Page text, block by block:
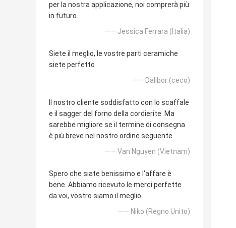
per la nostra applicazione, noi comprerà più
in futuro.
—— Jessica Ferrara (Italia)
Siete il meglio, le vostre parti ceramiche
siete perfetto
—— Dalibor (ceco)
Il nostro cliente soddisfatto con lo scaffale
e il sagger del forno della cordierite. Ma
sarebbe migliore se il termine di consegna
è più breve nel nostro ordine seguente.
—— Van Nguyen (Vietnam)
Spero che siate benissimo e l'affare è
bene. Abbiamo ricevuto le merci perfette
da voi, vostro siamo il meglio.
—— Niko (Regno Unito)